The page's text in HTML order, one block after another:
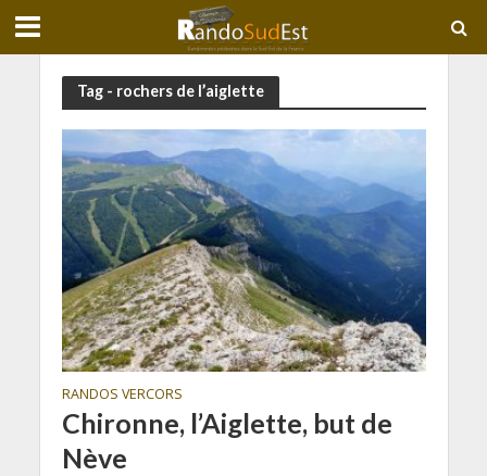
Tag - rochers de l’aiglette
RANDOS VERCORS
Chironne, l’Aiglette, but de
Nève